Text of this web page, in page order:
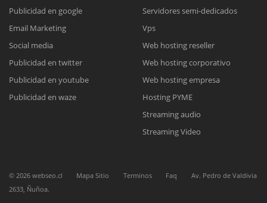
Reunión online
Nuestros ejecutivos le enviarán un correo electrónico con el enlace a
Meet para la reunión online.
Cotización
Chat Online
Todos nuestros ejecutivos están fuera de línea. Complete el formulario
Publicidad en google
Email Marketing
Social media
Publicidad en twitter
Publicidad en youtube
Publicidad en waze
Servidores semi-dedicados
Vps
Web hosting reseller
Web hosting corporativo
Web hosting empresa
Hosting PYME
Streaming audio
Streaming Video
© 2026 webseo.cl Mapa Sitio Terminos Faq
Av. Pedro de Valdivia
2633, Ñuñoa.